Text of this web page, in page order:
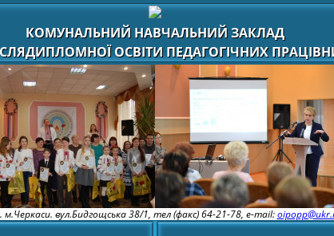
КОМУНАЛЬНИЙ НАВЧАЛЬНИЙ ЗАКЛАД
ОСВІТИ ПЕДАГОГІЧНИХ
м.Черкаси. вул.Бидгощська 38/1, тел (факс) 64-21-78, e-mail: